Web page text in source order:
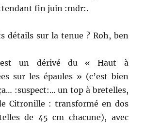
fin juin :mdr:.
détails sur la tenue ? Roh, ben
un dérivé du « Haut à
sur les épaules » (c’est bien
:suspect:… un top à bretelles,
Citronille : transformé en dos
de 45 cm chacune), avec